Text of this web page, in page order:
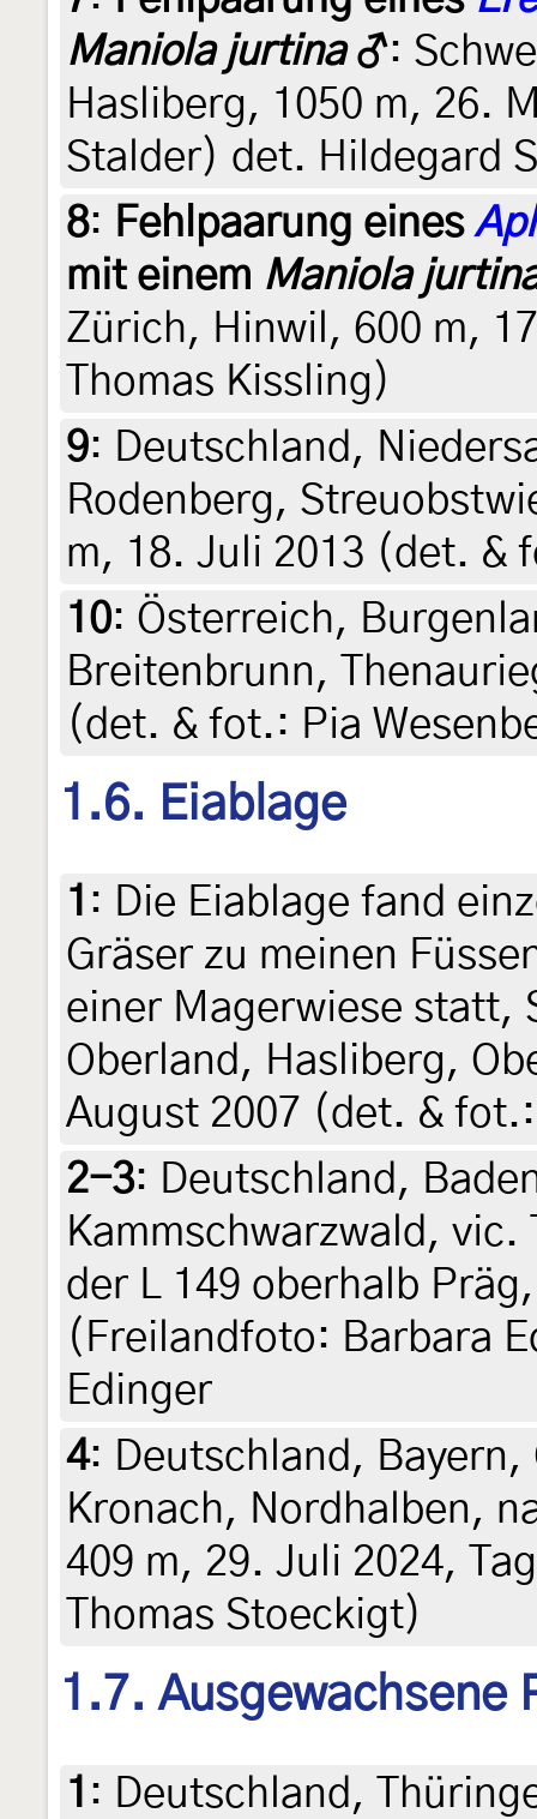
Maniola jurtina♂:
Hasliberg, 1050 m, 26.
Stalder) det. Hildegard
8: Fehlpaarung eines
mit einem Maniola
Zürich, Hinwil, 600 m,
Thomas Kissling)
9: Deutschland,
Rodenberg,
m, 18. Juli 2013 (det. &
10: Österreich,
Breitenbrunn,
(det. & fot.: Pia
1.6. Eiablage
1 : Die Eiablage fand
Gräser zu meinen
einer Magerwiese statt,
Oberland, Hasliberg,
August 2007 (det. &
2-3: Deutschland,
Kammschwarzwald,
der L 149 oberhalb
(Freilandfoto: Barbara
Edinger
4: Deutschland,
Kronach, Nordhalben,
409 m, 29. Juli 2024,
Thomas Stoeckigt)
1.7. Ausgewachsene
1 : Deutschland,